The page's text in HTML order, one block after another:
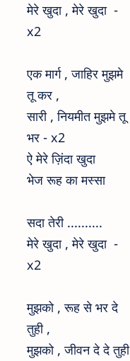
मेरे खुदा , मेरे खुदा -
x2
एक मार्ग , जाहिर मुझमे
तू कर ,
सारी , नियमीत मुझमे तू
भर - x2
ऐमेरे ज़िंदा खुदा
भेज रूह का मस्सा
सदा तेरी ..........
मेरे खुदा , मेरे खुदा -
x2
मुझको , रूह से भर दे
तुही ,
मुझको , जीवन दे दे तुही